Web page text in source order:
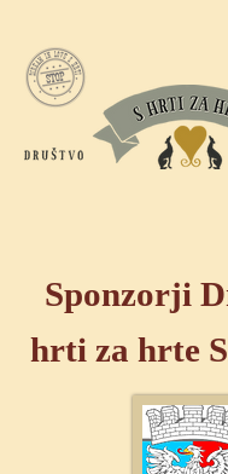
Sponzorji
hrti za hrte